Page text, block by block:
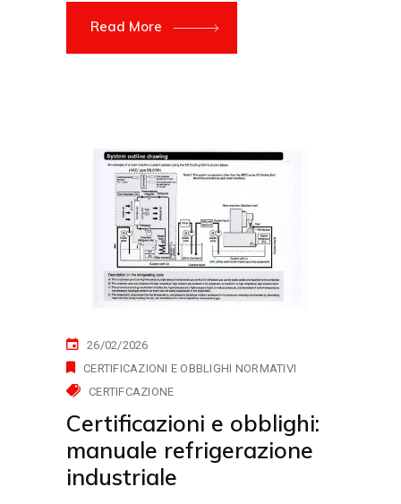
Read More
26/02/2026
CERTIFICAZIONI E OBBLIGHI NORMATIVI
CERTIFCAZIONE
Certificazioni e obblighi:
manuale refrigerazione
industriale